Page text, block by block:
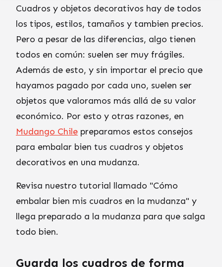
Cuadros y objetos decorativos hay de todos
los tipos, estilos, tamaños y tambien precios.
Pero a pesar de las diferencias, algo tienen
todos en común: suelen ser muy frágiles.
Además de esto, y sin importar el precio que
hayamos pagado por cada uno, suelen ser
objetos que valoramos más allá de su valor
económico. Por esto y otras razones, en
Mudango Chile preparamos estos consejos
para embalar bien tus cuadros y objetos
decorativos en una mudanza.
Revisa nuestro tutorial llamado "Cómo
embalar bien mis cuadros en la mudanza" y
llega preparado a la mudanza para que salga
todo bien.
Guarda los cuadros de forma